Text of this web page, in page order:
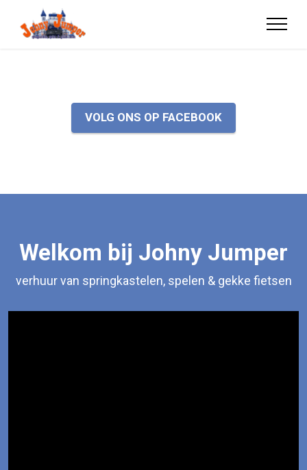
VOLG ONS OP FACEBOOK
Welkom bij Johny Jumper
verhuur van springkastelen, spelen & gekke fietsen